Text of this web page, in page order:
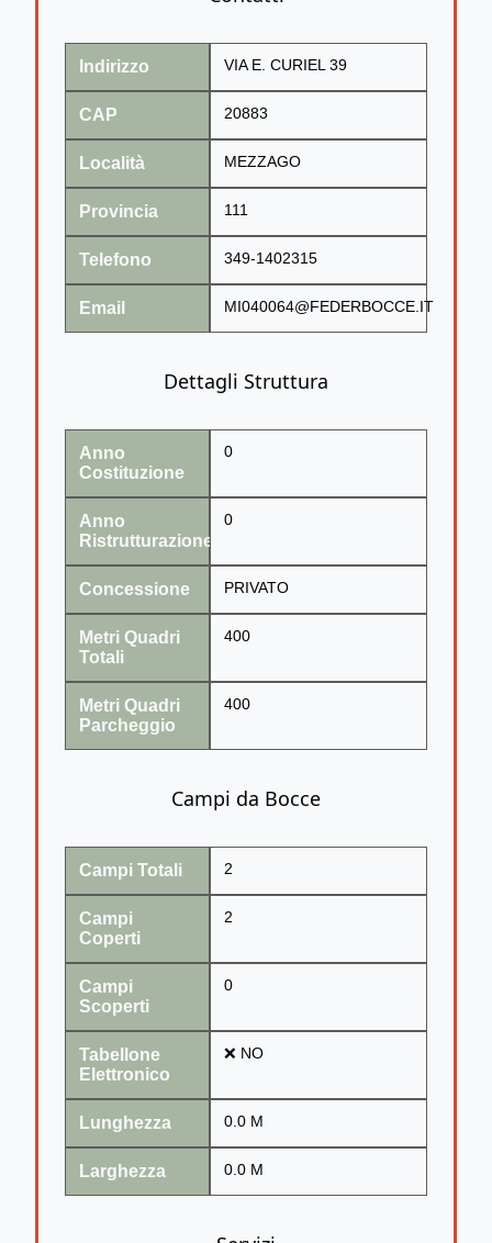
Indirizzo VIA E. CURIEL 39
CAP 20883
Località MEZZAGO
Provincia 111
Telefono 349-1402315
Email MI040064@FEDERBOCCE.IT
Dettagli Struttura
Anno
Costituzione
0
Anno
Ristrutturazione
0
Concessione PRIVATO
Metri Quadri
Totali
400
Metri Quadri
Parcheggio
400
Campi da Bocce
Campi Totali 2
Campi
Coperti
2
Campi
Scoperti
0
Tabellone
Elettronico
❌ NO
Lunghezza 0.0 M
Larghezza 0.0 M